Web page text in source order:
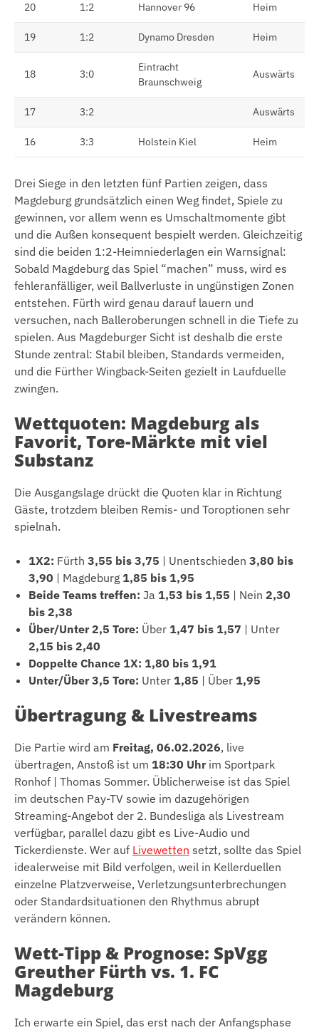
20 1:2 Hannover 96 Heim
19 1:2 Dynamo Dresden Heim
18 3:0
Eintracht
Braunschweig
Auswärts
17 3:2 Auswärts
16 3:3 Holstein Kiel Heim
Drei Siege in den letzten fünf Partien zeigen, dass
Magdeburg grundsätzlich einen Weg findet, Spiele zu
gewinnen, vor allem wenn es Umschaltmomente gibt
und die Außen konsequent bespielt werden. Gleichzeitig
sind die beiden 1:2-Heimniederlagen ein Warnsignal:
Sobald Magdeburg das Spiel “machen” muss, wird es
fehleranfälliger, weil Ballverluste in ungünstigen Zonen
entstehen. Fürth wird genau darauf lauern und
versuchen, nach Balleroberungen schnell in die Tiefe zu
spielen. Aus Magdeburger Sicht ist deshalb die erste
Stunde zentral: Stabil bleiben, Standards vermeiden,
und die Fürther Wingback-Seiten gezielt in Laufduelle
zwingen.
Wettquoten: Magdeburg als
Favorit, Tore-Märkte mit viel
Substanz
Die Ausgangslage drückt die Quoten klar in Richtung
Gäste, trotzdem bleiben Remis- und Toroptionen sehr
spielnah.
1X2: Fürth 3,55 bis 3,75 | Unentschieden 3,80 bis
3,90 | Magdeburg 1,85 bis 1,95
Beide Teams treffen: Ja 1,53 bis 1,55 | Nein 2,30
bis 2,38
Über/Unter 2,5 Tore: Über 1,47 bis 1,57 | Unter
2,15 bis 2,40
Doppelte Chance 1X: 1,80 bis 1,91
Unter/Über 3,5 Tore: Unter 1,85 | Über 1,95
Übertragung & Livestreams
Die Partie wird am Freitag, 06.02.2026, live
übertragen, Anstoß ist um 18:30 Uhr im Sportpark
Ronhof | Thomas Sommer. Üblicherweise ist das Spiel
im deutschen Pay-TV sowie im dazugehörigen
Streaming-Angebot der 2. Bundesliga als Livestream
verfügbar, parallel dazu gibt es Live-Audio und
Tickerdienste. Wer auf Livewetten setzt, sollte das Spiel
idealerweise mit Bild verfolgen, weil in Kellerduellen
einzelne Platzverweise, Verletzungsunterbrechungen
oder Standardsituationen den Rhythmus abrupt
verändern können.
Wett-Tipp & Prognose: SpVgg
Greuther Fürth vs. 1. FC
Magdeburg
Ich erwarte ein Spiel, das erst nach der Anfangsphase